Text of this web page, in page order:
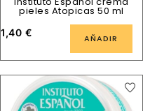
pieles Atopicas 50 ml
1,40 € AÑADIR